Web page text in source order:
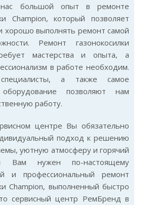
большой опыт в ремонте
Champion, который позволяет
хорошо выполнять ремонт самой
Ремонт газонокосилки
мастерства и опыта, а
в работе необходим.
а также самое
позволяют нам
работу.
центре Вы обязательно
подход к решению
уютную атмосферу и горячий
Вам нужен по-настоящему
и профессиональный ремонт
Champion, выполненный быстро
сервисный центр РемБренд в